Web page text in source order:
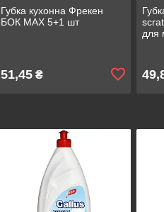
Губка кухонна Фрекен
БОК MAX 5+1 шт
51,45₴
для